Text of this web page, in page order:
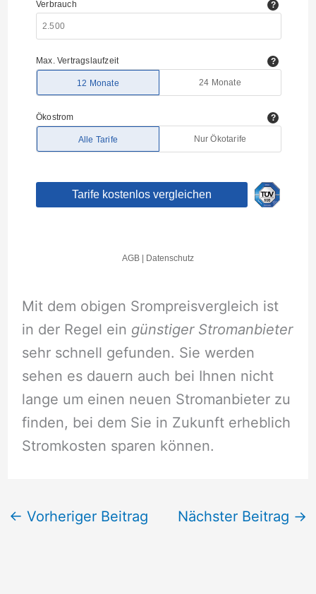
Mit dem obigen Srompreisvergleich ist
in der Regel ein günstiger Stromanbieter
sehr schnell gefunden. Sie werden
sehen es dauern auch bei Ihnen nicht
lange um einen neuen Stromanbieter zu
finden, bei dem Sie in Zukunft erheblich
Stromkosten sparen können.
← Vorheriger Beitrag Nächster Beitrag →